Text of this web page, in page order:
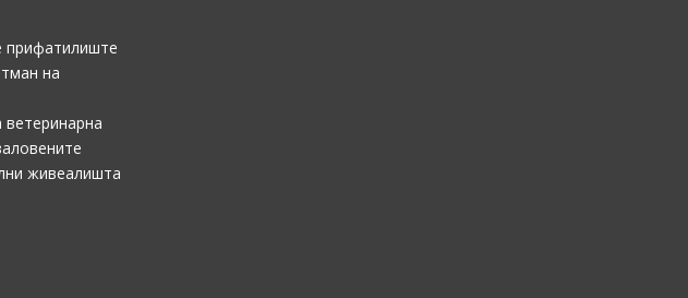
прифатилиште
на
ветеринарна
живеалишта